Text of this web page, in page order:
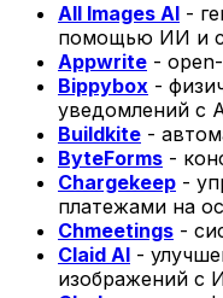
All Images AI -
помощью ИИ и
Appwrite -
Bippybox -
уведомлений с
Buildkite -
ByteForms -
Chargekeep -
платежами на
Chmeetings -
Claid AI -
изображений с